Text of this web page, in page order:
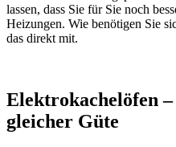
lassen, dass Sie für Sie noch
Heizungen. Wie benötigen Sie
das direkt mit.
Elektrokachelöfen
gleicher Güte